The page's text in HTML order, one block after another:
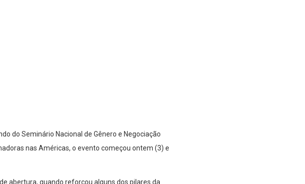
do Seminário Nacional de Gênero e Negociação
nas Américas, o evento começou ontem (3) e
abertura, quando reforçou alguns dos pilares da